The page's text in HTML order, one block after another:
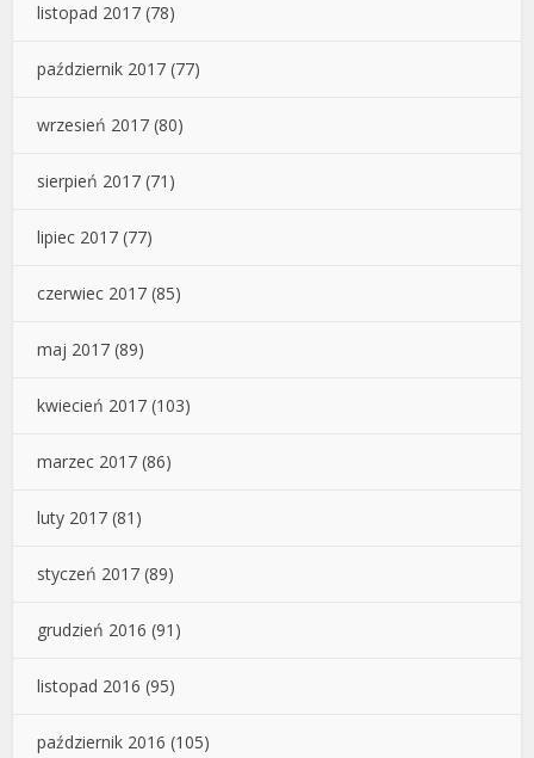
listopad 2017 (78)
październik 2017 (77)
wrzesień 2017 (80)
sierpień 2017 (71)
lipiec 2017 (77)
czerwiec 2017 (85)
maj 2017 (89)
kwiecień 2017 (103)
marzec 2017 (86)
luty 2017 (81)
styczeń 2017 (89)
grudzień 2016 (91)
listopad 2016 (95)
październik 2016 (105)